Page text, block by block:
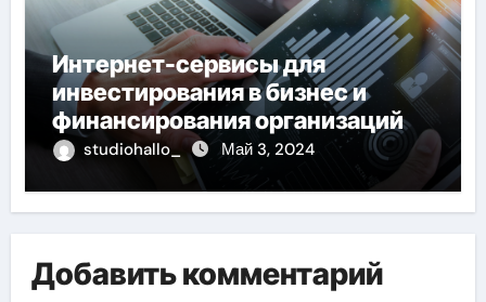
Интернет-сервисы для
инвестирования в бизнес и
финансирования организаций
studiohallo_ Май 3, 2024
Добавить комментарий